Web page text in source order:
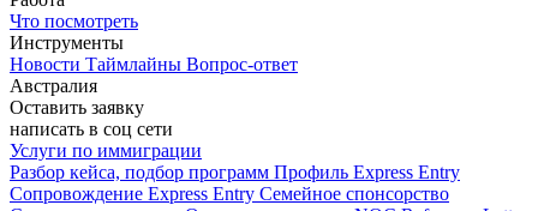
Что посмотреть
Инструменты
Новости Таймлайны Вопрос-ответ
Австралия
Оставить заявку
написать в соц сети
Услуги по иммиграции
Разбор кейса, подбор программ Профиль Express Entry
Сопровождение Express Entry Семейное спонсорство